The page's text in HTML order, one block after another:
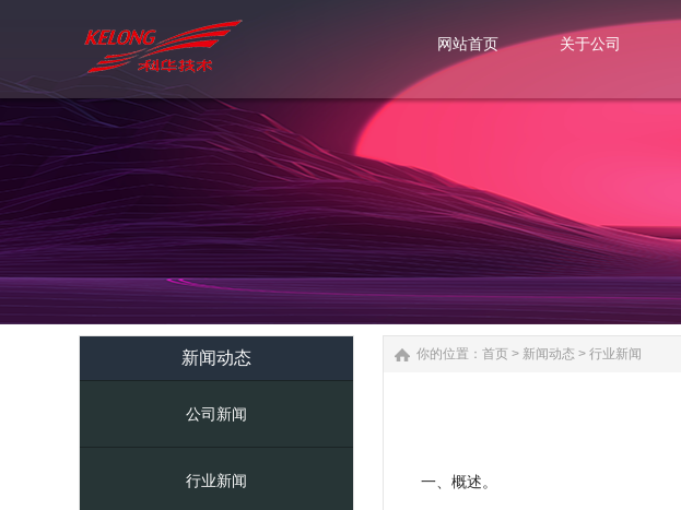
网站首页
关于公司
新闻动态
公司新闻
行业新闻
你的位置： 首页 > 新闻动态 > 行业新闻
一、概述。